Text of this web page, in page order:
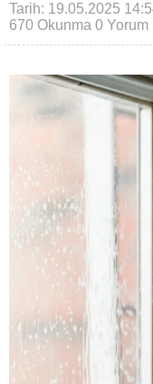
Tarih: 19.05.2025
670 Okunma 0 Yorum